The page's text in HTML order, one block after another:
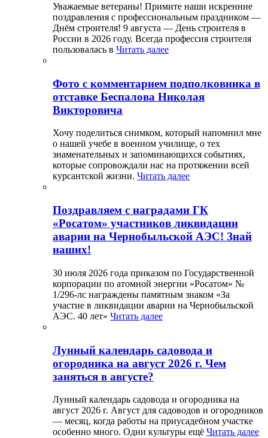
Уважаемые ветераны! Примите наши искренние
поздравления с профессиональным праздником —
Днём строителя! 9 августа — День строителя в
России в 2026 году. Всегда профессия строителя
пользовалась в Читать далее
Фото с комментарием подполковника в
отставке Беспалова Николая
Викторовича
Хочу поделиться снимком, который напомнил мне
о нашей учебе в военном училище, о тех
знаменательных и запоминающихся событиях,
которые сопровождали нас на протяжении всей
курсантской жизни. Читать далее
Поздравляем с наградами ГК
«Росатом» участников ликвидации
аварии на Чернобыльской АЭС! Знай
наших!
30 июля 2026 года приказом по Государственной
корпорации по атомной энергии «Росатом» №
1/296-лс награждены памятным знаком «За
участие в ликвидации аварии на Чернобыльской
АЭС. 40 лет» Читать далее
Лунный календарь садовода и
огородника на август 2026 г. Чем
заняться в августе?
Лунный календарь садовода и огородника на
август 2026 г. Август для садоводов и огородников
— месяц, когда работы на приусадебном участке
особенно много. Одни культуры ещё Читать далее